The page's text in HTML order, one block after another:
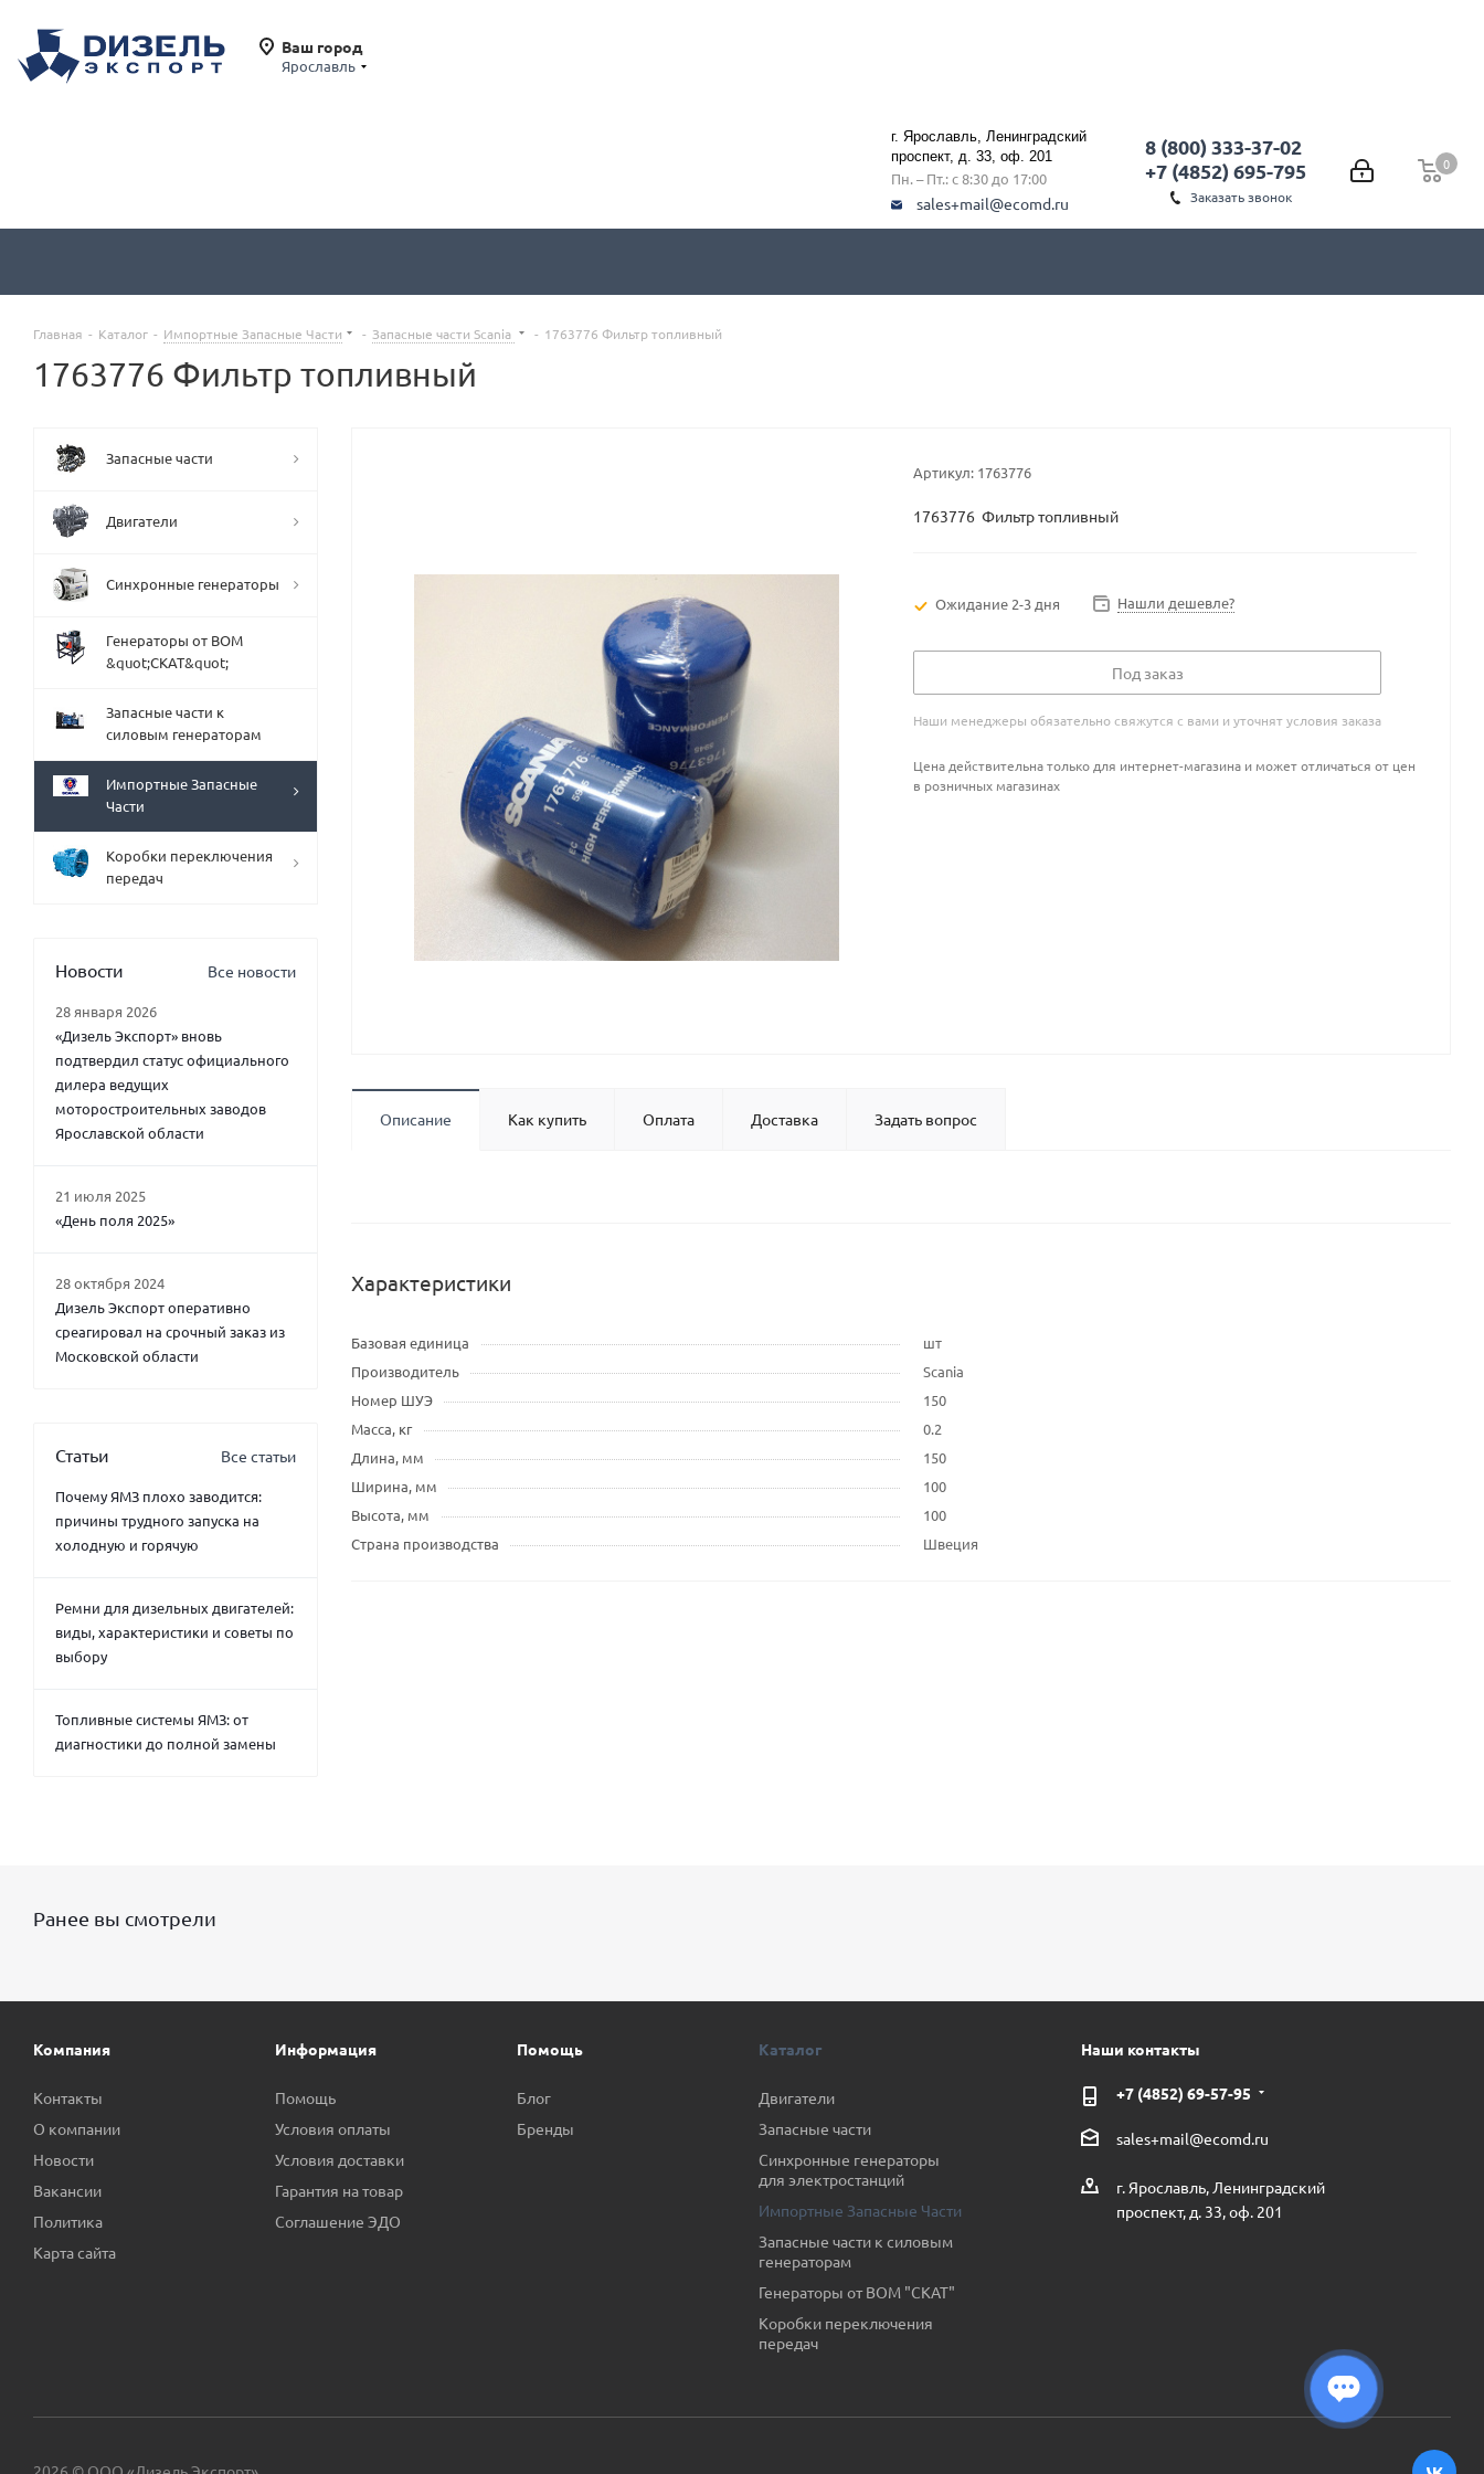
Ваш город
Ярославль
0
0
8 (800) 333-37-02
+7 (4852) 695-795
Заказать звонок
г. Ярославль, Ленинградский
проспект, д. 33, оф. 201
Пн. – Пт.: с 8:30 до 17:00
sales+mail@ecomd.ru
Главная - Каталог - Импортные Запасные Части - Запасные части Scania - 1763776 Фильтр топливный
1763776 Фильтр топливный
Артикул: 1763776
1763776 Фильтр топливный
Ожидание 2-3 дня Нашли дешевле?
Под заказ
Наши менеджеры обязательно свяжутся с вами и уточнят условия заказа
Цена действительна только для интернет-магазина и может отличаться от цен
в розничных магазинах
Описание Как купить Оплата Доставка Задать вопрос
Характеристики
Базовая единица
шт
Производитель
Scania
Номер ШУЭ
150
Масса, кг
0.2
Длина, мм
150
Ширина, мм
100
Высота, мм
100
Страна производства
Швеция
Запасные части
Двигатели
Синхронные генераторы
Генераторы от ВОМ
&quot;СКАТ&quot;
Запасные части к
силовым генераторам
Импортные Запасные
Части
Коробки переключения
передач
Новости Все новости
28 января 2026
«Дизель Экспорт» вновь
подтвердил статус официального
дилера ведущих
моторостроительных заводов
Ярославской области
21 июля 2025
«День поля 2025»
28 октября 2024
Дизель Экспорт оперативно
среагировал на срочный заказ из
Московской области
Статьи Все статьи
Почему ЯМЗ плохо заводится:
причины трудного запуска на
холодную и горячую
Ремни для дизельных двигателей:
виды, характеристики и советы по
выбору
Топливные системы ЯМЗ: от
диагностики до полной замены
Ранее вы смотрели
Компания
Контакты
О компании
Новости
Вакансии
Политика
Карта сайта
Информация
Помощь
Условия оплаты
Условия доставки
Гарантия на товар
Соглашение ЭДО
Помощь
Блог
Бренды
Каталог
Двигатели
Запасные части
Синхронные генераторы
для электростанций
Импортные Запасные Части
Запасные части к силовым
генераторам
Генераторы от ВОМ "СКАТ"
Коробки переключения
передач
Наши контакты
+7 (4852) 69-57-95
sales+mail@ecomd.ru
г. Ярославль, Ленинградский
проспект, д. 33, оф. 201